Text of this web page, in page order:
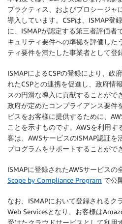
プラクティス、およびプロシージャ
導入しています。CSPは、ISMAP登
に、ISMAPが認定する第三者評価者
キュリティ要件への準拠を評価した
ティ要件を満たした事業者として登
ISMAPによるCSPの登録により、政
れたCSPとの連携を促進し、政府情
スの円滑な導入に貢献することがで
政府が定めたコンプライアンス要件
ビスをお客様に提供するために、
ことを示すものです。AWSを利用
客は、AWSサービスのISMAP認証を
プログラムをサポートすることがで
ISMAPに登録されたAWSサービスの
Scope by Compliance Program で公
なお、ISMAPにおいて登録されるク
Web Servicesとなり、お客様は
受けたクラウドサービスとして利用